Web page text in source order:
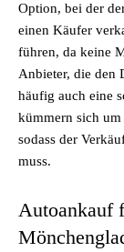
Option, bei der
einen Käufer
führen, da keine
Anbieter, die den
häufig auch eine
kümmern sich
sodass der
muss.
Autoankauf